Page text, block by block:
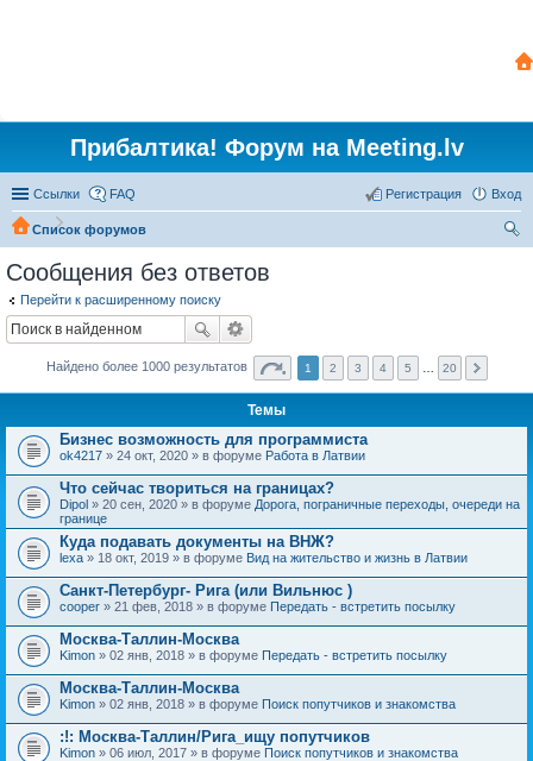
Прибалтика! Форум на Meeting.lv
Ссылки FAQ Вход
Регистрация
Список форумов
Сообщения без ответов
Перейти к расширенному поиску
Найдено более 1000 результатов 1 2 3 4 5 20
Темы
Бизнес возможность для программиста
ok4217 » 24 окт, 2020 » в форуме Работа в Латвии
Что сейчас твориться на границах?
Dipol » 20 сен, 2020 » в форуме Дорога, пограничные переходы, очереди на
границе
Куда подавать документы на ВНЖ?
lexa » 18 окт, 2019 » в форуме Вид на жительство и жизнь в Латвии
Санкт-Петербург- Рига (или Вильнюс )
cooper » 21 фев, 2018 » в форуме Передать - встретить посылку
Москва-Таллин-Москва
Kimon » 02 янв, 2018 » в форуме Передать - встретить посылку
Москва-Таллин-Москва
Kimon » 02 янв, 2018 » в форуме Поиск попутчиков и знакомства
:!: Москва-Таллин/Рига_ищу попутчиков
Kimon » 06 июл, 2017 » в форуме Поиск попутчиков и знакомства